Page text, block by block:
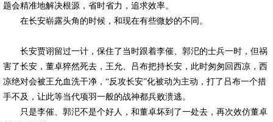
题会精准地解决根源，省时省力，追求效率。
在长安崭露头角的时候，和现在有些微妙的不同。
长安贾诩留过一计，保住了当时跟着李催、郭汜的士兵一时，但祸
害了长安，董卓猝然死去，王允、吕布把持长安，此时匆匆回西凉，西
凉绝对会被王允血洗干净，“反攻长安”化被动为主动，打了吕布一个措
手不及，让此等当代项羽一般的战神都兵败溃逃。
只是李催、郭汜不是个好人，和董卓坏到了一处去，再次效仿董卓